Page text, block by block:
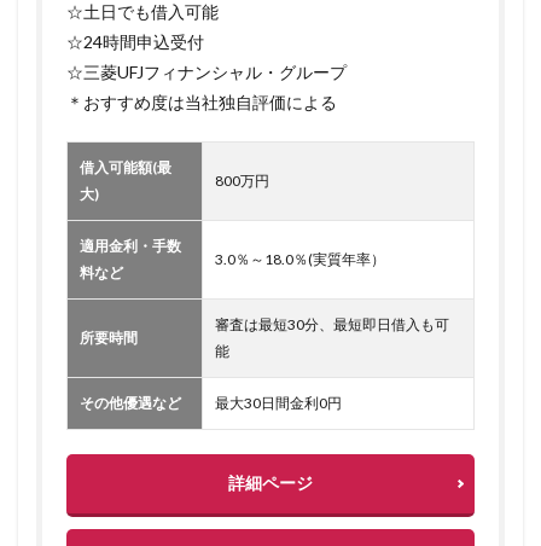
☆土日でも借入可能
☆24時間申込受付
☆三菱UFJフィナンシャル・グループ
＊おすすめ度は当社独自評価による
借入可能額(最
大)
800万円
適用金利・手数
料など
3.0％～18.0％(実質年率）
所要時間
審査は最短30分、最短即日借入も可
能
その他優遇など 最大30日間金利0円
詳細ページ